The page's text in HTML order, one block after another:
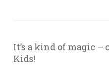
It’s a kind of magic
Kids!